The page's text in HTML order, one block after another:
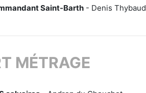
Saint-Barth - Denis Thybaud
MÉTRAGE